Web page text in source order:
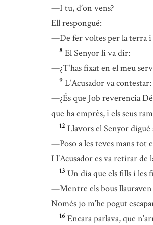
—I tu, d’on vens?
Ell respongué:
—De fer voltes per la terra
8 El Senyor li va dir:
—¿T’has fixat en el meu
9 L’Acusador va contestar:
—¿És que Job reverencia
que ha emprès, i els seus
12 Llavors el Senyor digué
—Poso a les teves mans tot
I l’Acusador es va retirar de
13 Un dia que els fills i les
—Mentre els bous llauraven
Només jo m’he pogut
16 Encara parlava, que